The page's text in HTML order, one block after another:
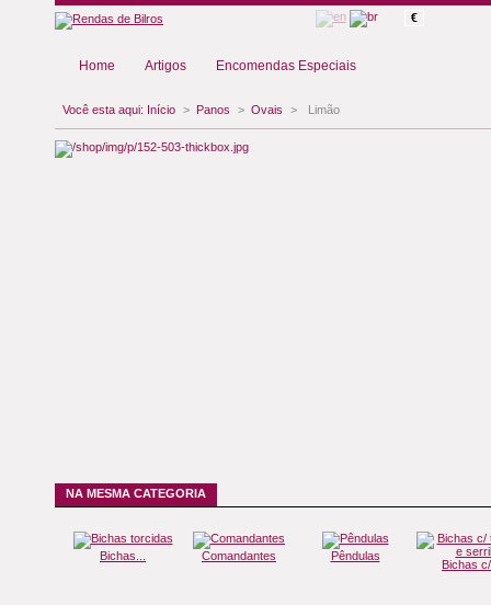
€
Home Artigos Encomendas Especiais
Você esta aqui: Início > Panos > Ovais > Limão
NA MESMA CATEGORIA
Bichas... Comandantes Pêndulas
Bichas